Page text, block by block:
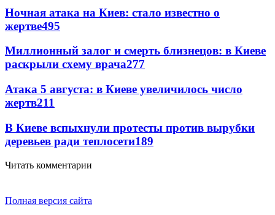
Ночная атака на Киев: стало известно о
жертве495
Миллионный залог и смерть близнецов: в Киеве
раскрыли схему врача277
Атака 5 августа: в Киеве увеличилось число
жертв211
В Киеве вспыхнули протесты против вырубки
деревьев ради теплосети189
Читать комментарии
Полная версия сайта